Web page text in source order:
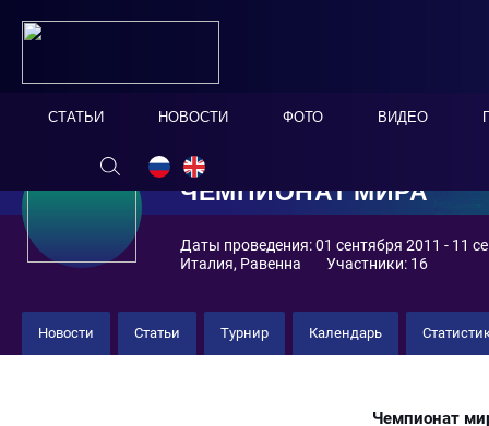
СТАТЬИ НОВОСТИ ФОТО ВИДЕО
ЧЕМПИОНАТ МИРА
Даты проведения: 01 сентября 2011 - 11
Италия, Равенна
Участники: 16
Новости Статьи Турнир Календарь
Чемпионат